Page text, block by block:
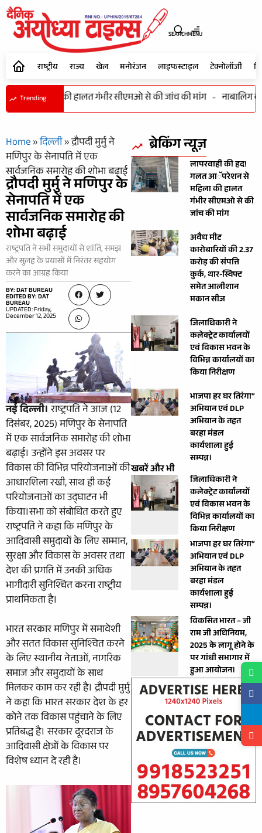
SEARCHMENU
राष्ट्रीय राज्य खेल मनोरंजन लाइफस्टाइल टेक्नोलॉजी
Trending
से महिला की हालत गंभीर सीएमओ से की जांच की मांग - नाबालिग
Home»दिल्ली»द्रौपदी मुर्मु ने
मणिपुर के सेनापति में एक
सार्वजनिक समारोह की शोभा बढ़ाई
द्रौपदी मुर्मु ने मणिपुर के
सेनापति में एक
सार्वजनिक समारोह की
शोभा बढ़ाई
राष्ट्रपति ने सभी समुदायों से शांति, समझ
और सुलह के प्रयासों में निरंतर सहयोग
करने का आग्रह किया
BY: DAT BUREAU
EDITED BY: DAT
BUREAU
UPDATED: Friday,
December 12, 2025
नई दिल्ली।राष्ट्रपति ने आज (12
दिसंबर, 2025) मणिपुर के सेनापति
में एक सार्वजनिक समारोह की शोभा
बढ़ाई। उन्होंने इस अवसर पर
विकास की विभिन्न परियोजनाओं की
आधारशिला रखी, साथ ही कई
परियोजनाओं का उद्घाटन भी
किया।सभा को संबोधित करते हुए
राष्ट्रपति ने कहा कि मणिपुर के
आदिवासी समुदायों के लिए सम्मान,
सुरक्षा और विकास के अवसर तथा
देश की प्रगति में उनकी अधिक
भागीदारी सुनिश्चित करना राष्ट्रीय
प्राथमिकता है।
भारत सरकार मणिपुर में समावेशी
और सतत विकास सुनिश्चित करने
के लिए स्थानीय नेताओं, नागरिक
समाज और समुदायों के साथ
मिलकर काम कर रही है। द्रौपदी मुर्मु
ने कहा कि भारत सरकार देश के हर
कोने तक विकास पहुंचाने के लिए
प्रतिबद्ध है। सरकार दूरदराज के
आदिवासी क्षेत्रों के विकास पर
विशेष ध्यान दे रही है।
ब्रेकिंग न्यूज़
लापरवाही की हद!
गलत आॅपरेशन से
महिला की हालत
गंभीर सीएमओ से की
जांच की मांग
अवैध मीट
कारोबारियों की 2.37
करोड़ की संपत्ति
कुर्क, थार-स्विफ्ट
समेत आलीशान
मकान सीज
जिलाधिकारी ने
कलेक्ट्रेट कार्यालयों
एवं विकास भवन के
विभिन्न कार्यालयों का
किया निरीक्षण
भाजपा हर घर तिरंगा”
अभियान एवं DLP
अभियान के तहत
बरहा मंडल
कार्यशाला हुई
सम्पन्न।
खबरें और भी
जिलाधिकारी ने
कलेक्ट्रेट कार्यालयों
एवं विकास भवन के
विभिन्न कार्यालयों का
किया निरीक्षण
भाजपा हर घर तिरंगा”
अभियान एवं DLP
अभियान के तहत
बरहा मंडल
कार्यशाला हुई
सम्पन्न।
विकसित भारत – जी
राम जी अधिनियम,
2025 के लागू होने के
पर गांधी सभागार में
हुआ आयोजन।